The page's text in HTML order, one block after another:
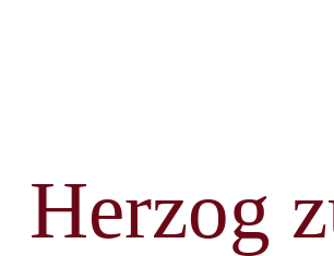
Herzog